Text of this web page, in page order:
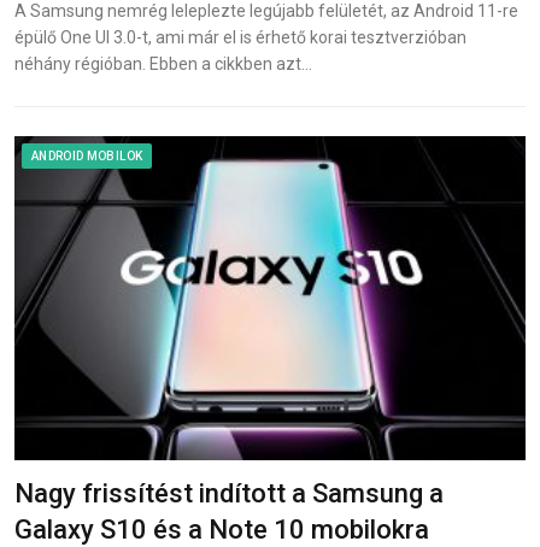
A Samsung nemrég leleplezte legújabb felületét, az Android 11-re
épülő One UI 3.0-t, ami már el is érhető korai tesztverzióban
néhány régióban. Ebben a cikkben azt…
ANDROID MOBILOK
Nagy frissítést indított a Samsung a
Galaxy S10 és a Note 10 mobilokra